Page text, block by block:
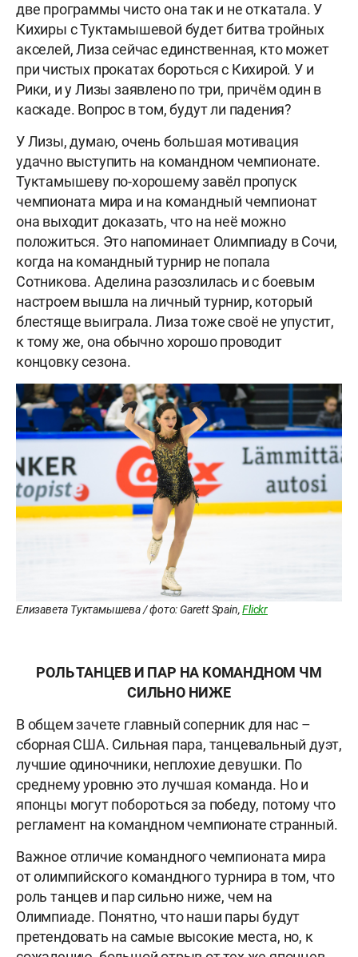
две программы чисто она так и не откатала. У
Кихиры с Туктамышевой будет битва тройных
акселей, Лиза сейчас единственная, кто может
при чистых прокатах бороться с Кихирой. У и
Рики, и у Лизы заявлено по три, причём один в
каскаде. Вопрос в том, будут ли падения?
У Лизы, думаю, очень большая мотивация
удачно выступить на командном чемпионате.
Туктамышеву по-хорошему завёл пропуск
чемпионата мира и на командный чемпионат
она выходит доказать, что на неё можно
положиться. Это напоминает Олимпиаду в Сочи,
когда на командный турнир не попала
Сотникова. Аделина разозлилась и с боевым
настроем вышла на личный турнир, который
блестяще выиграла. Лиза тоже своё не упустит,
к тому же, она обычно хорошо проводит
концовку сезона.
Елизавета Туктамышева / фото: Garett Spain,Flickr
РОЛЬ ТАНЦЕВ И ПАР НА КОМАНДНОМ ЧМ
СИЛЬНО НИЖЕ
В общем зачете главный соперник для нас –
сборная США. Сильная пара, танцевальный дуэт,
лучшие одиночники, неплохие девушки. По
среднему уровню это лучшая команда. Но и
японцы могут побороться за победу, потому что
регламент на командном чемпионате странный.
Важное отличие командного чемпионата мира
от олимпийского командного турнира в том, что
роль танцев и пар сильно ниже, чем на
Олимпиаде. Понятно, что наши пары будут
претендовать на самые высокие места, но, к